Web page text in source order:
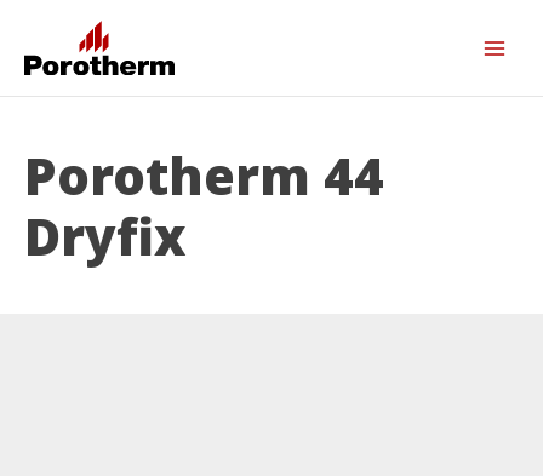
Porotherm 44
Dryfix